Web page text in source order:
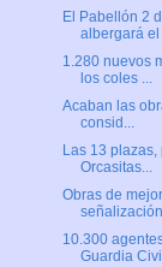
El Pabellón 2
albergará el
1.280 nuevos
los coles ...
Acaban las
consid...
Las 13
Orcasitas...
Obras de
10.300
Guardia